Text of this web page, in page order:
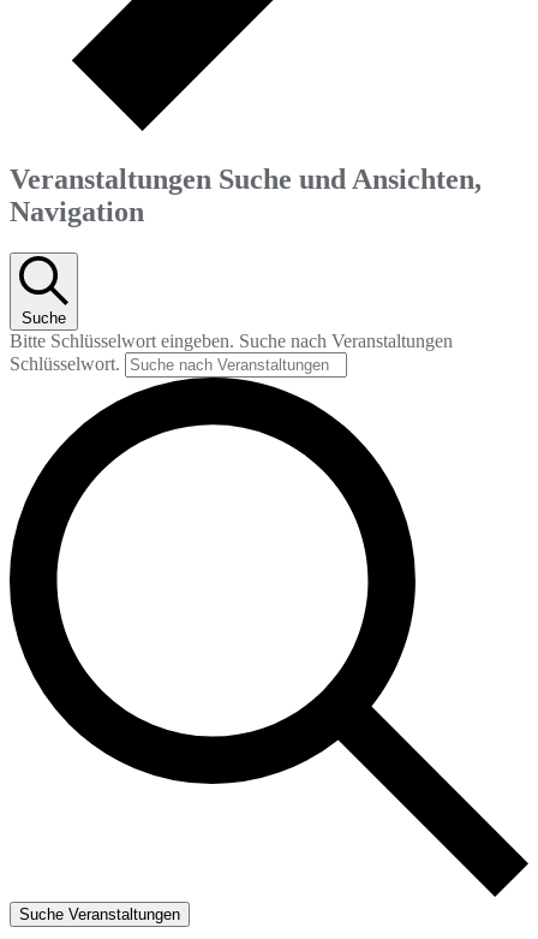
Veranstaltungen Suche und Ansichten,
Navigation
Suche
Bitte Schlüsselwort eingeben. Suche nach Veranstaltungen
Schlüsselwort.
Suche Veranstaltungen